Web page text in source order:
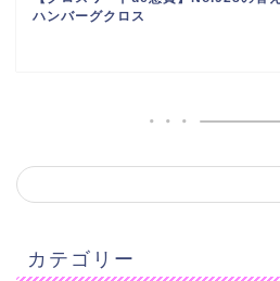
ハンバーグクロス
カテゴリー